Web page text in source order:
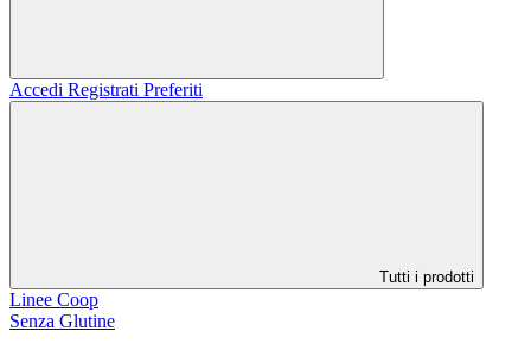
Accedi Registrati Preferiti
Tutti i prodotti
Linee Coop
Senza Glutine